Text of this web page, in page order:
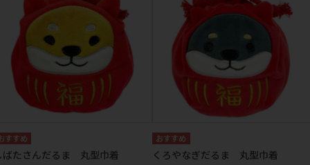
ばたさんだるま 丸型巾着
くろやなぎだるま 丸型巾着